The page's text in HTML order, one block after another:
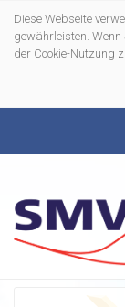
Diese Webseite
gewährleisten.
der Cookie-Nutzung